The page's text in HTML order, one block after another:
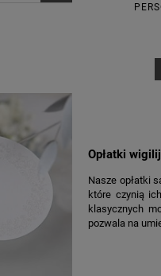
Opłatki
Nasze opłatki
które czynią
klasycznych
pozwala na